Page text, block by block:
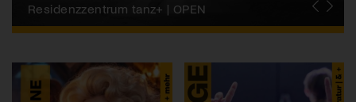
Migros-Kulturprozent | Tanzfestival Steps
Residenzzentrum tanz+ | OPEN
Tanzszene Schweiz